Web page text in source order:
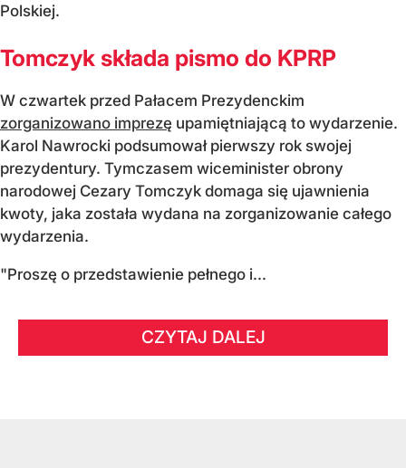
Polskiej.
Tomczyk składa pismo do KPRP
W czwartek przed Pałacem Prezydenckim
zorganizowano imprezę upamiętniającą to wydarzenie.
Karol Nawrocki podsumował pierwszy rok swojej
prezydentury. Tymczasem wiceminister obrony
narodowej Cezary Tomczyk domaga się ujawnienia
kwoty, jaka została wydana na zorganizowanie całego
wydarzenia.
"Proszę o przedstawienie pełnego i...
CZYTAJ DALEJ